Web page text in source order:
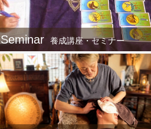
Seminar 養成講座・セミナー